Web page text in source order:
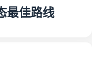
最佳路线